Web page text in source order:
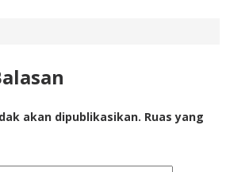
akan dipublikasikan. Ruas yang